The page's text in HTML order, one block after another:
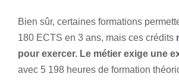
Bien sûr, certaines formations
180 ECTS en 3 ans, mais ces crédits
pour exercer. Le métier exige une
avec 5 198 heures de formation